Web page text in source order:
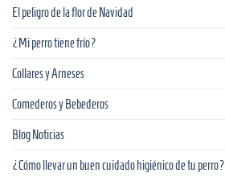
El peligro de la flor de Navidad
¿Mi perro tiene frío?
Collares y Arneses
Comederos y Bebederos
Blog Noticias
¿Cómo llevar un buen cuidado higiénico de tu perro?